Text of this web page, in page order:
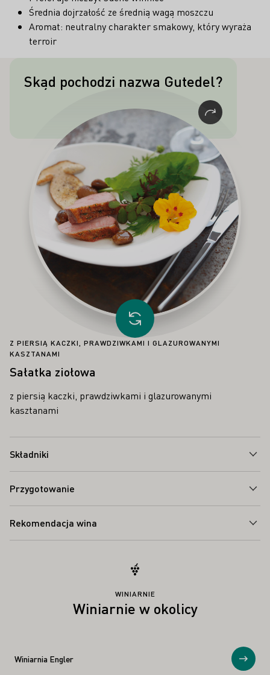
Średnia dojrzałość ze średnią wagą moszczu
Aromat: neutralny charakter smakowy, który wyraża
terroir
Skąd pochodzi nazwa Gutedel?
Uważa się, że Gutedel pochodzi z
Z PIERSIĄ KACZKI, PRAWDZIWKAMI I GLAZUROWANYMI
KASZTANAMI
Sałatka ziołowa
z piersią kaczki, prawdziwkami i glazurowanymi
kasztanami
Składniki
Przygotowanie
Rekomendacja wina
Proszę załadować inny przepis
WINIARNIE
Winiarnie w okolicy
Winiarnia Engler